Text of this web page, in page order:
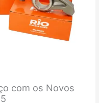
com os Novos